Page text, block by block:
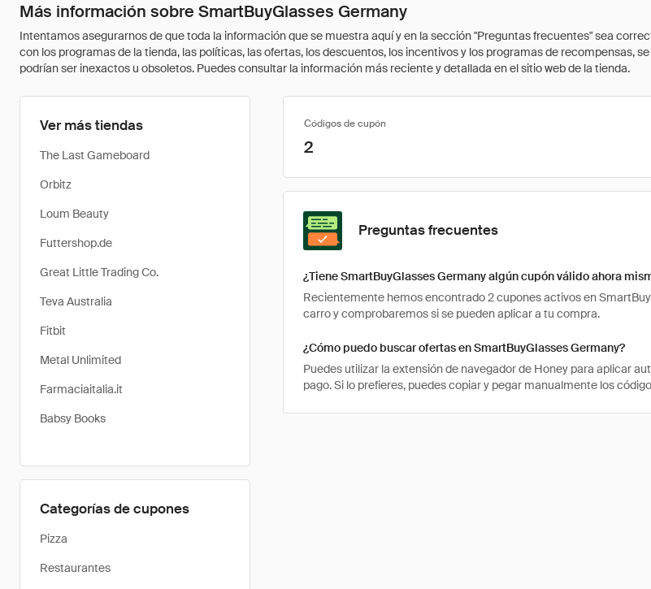
Más información sobre SmartBuyGlasses Germany
Intentamos asegurarnos de que toda la información que se muestra aquí y en la sección "Preguntas frecuentes" sea
con los programas de la tienda, las políticas, las ofertas, los descuentos, los incentivos y los programas de recompensas,
podrían ser inexactos u obsoletos. Puedes consultar la información más reciente y detallada en el sitio web de la tienda.
Ver más tiendas
The Last Gameboard
Orbitz
Loum Beauty
Futtershop.de
Great Little Trading Co.
Teva Australia
Fitbit
Metal Unlimited
Farmaciaitalia.it
Babsy Books
Categorías de cupones
Pizza
Restaurantes
Códigos de cupón
2
Preguntas frecuentes
¿Tiene SmartBuyGlasses Germany algún cupón válido ahora
Recientemente hemos encontrado 2 cupones activos en
carro y comprobaremos si se pueden aplicar a tu compra.
¿Cómo puedo buscar ofertas en SmartBuyGlasses Germany?
Puedes utilizar la extensión de navegador de Honey para aplicar
pago. Si lo prefieres, puedes copiar y pegar manualmente los